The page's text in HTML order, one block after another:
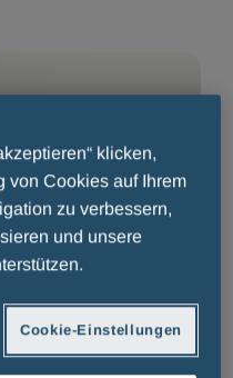
Menarini-
seit Jahren in der
klicken,
von Cookies auf Ihrem
zu verbessern,
und unsere
Cookie-Einstellungen